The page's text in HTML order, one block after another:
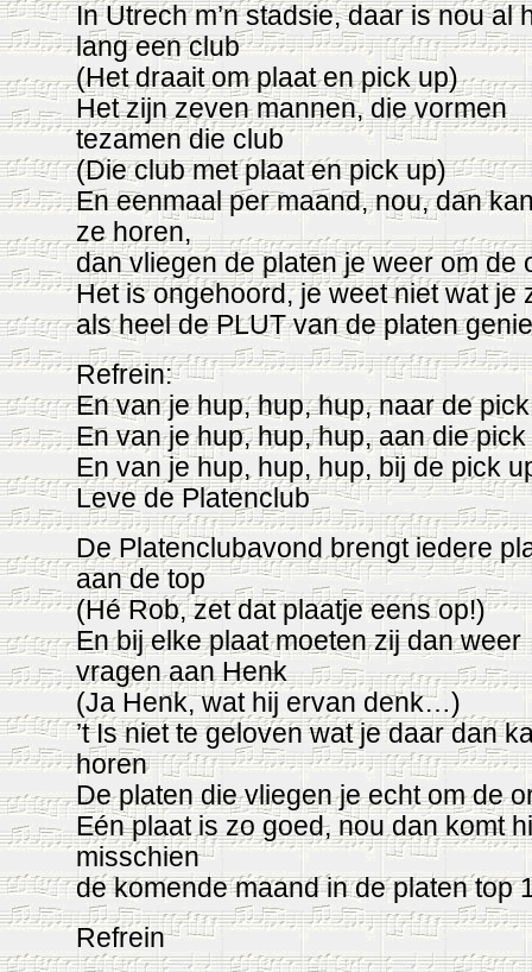
In Utrech m’n stadsie, daar is nou al
lang een club
(Het draait om plaat en pick up)
Het zijn zeven mannen, die vormen
tezamen die club
(Die club met plaat en pick up)
En eenmaal per maand, nou, dan
ze horen,
dan vliegen de platen je weer om de
Het is ongehoord, je weet niet wat je
als heel de PLUT van de platen
Refrein:
En van je hup, hup, hup, naar de
En van je hup, hup, hup, aan die
En van je hup, hup, hup, bij de pick
Leve de Platenclub
De Platenclubavond brengt iedere
aan de top
(Hé Rob, zet dat plaatje eens op!)
En bij elke plaat moeten zij dan weer
vragen aan Henk
(Ja Henk, wat hij ervan denk…)
’t Is niet te geloven wat je daar dan
horen
De platen die vliegen je echt om de
Eén plaat is zo goed, nou dan komt
misschien
de komende maand in de platen top
Refrein